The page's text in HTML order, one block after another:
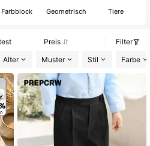
Farbblock Geometrisch Tiere
Preis
Filter
Alter Muster Stil Farbe